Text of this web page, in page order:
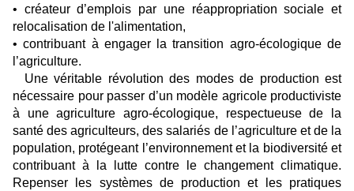
• créateur d’emplois par une réappropriation sociale et
relocalisation de l'alimentation,
• contribuant à engager la transition agro-écologique de
l’agriculture.
Une véritable révolution des modes de production est
nécessaire pour passer d’un modèle agricole productiviste
à une agriculture agro-écologique, respectueuse de la
santé des agriculteurs, des salariés de l’agriculture et de la
population, protégeant l’environnement et la biodiversité et
contribuant à la lutte contre le changement climatique.
Repenser les systèmes de production et les pratiques